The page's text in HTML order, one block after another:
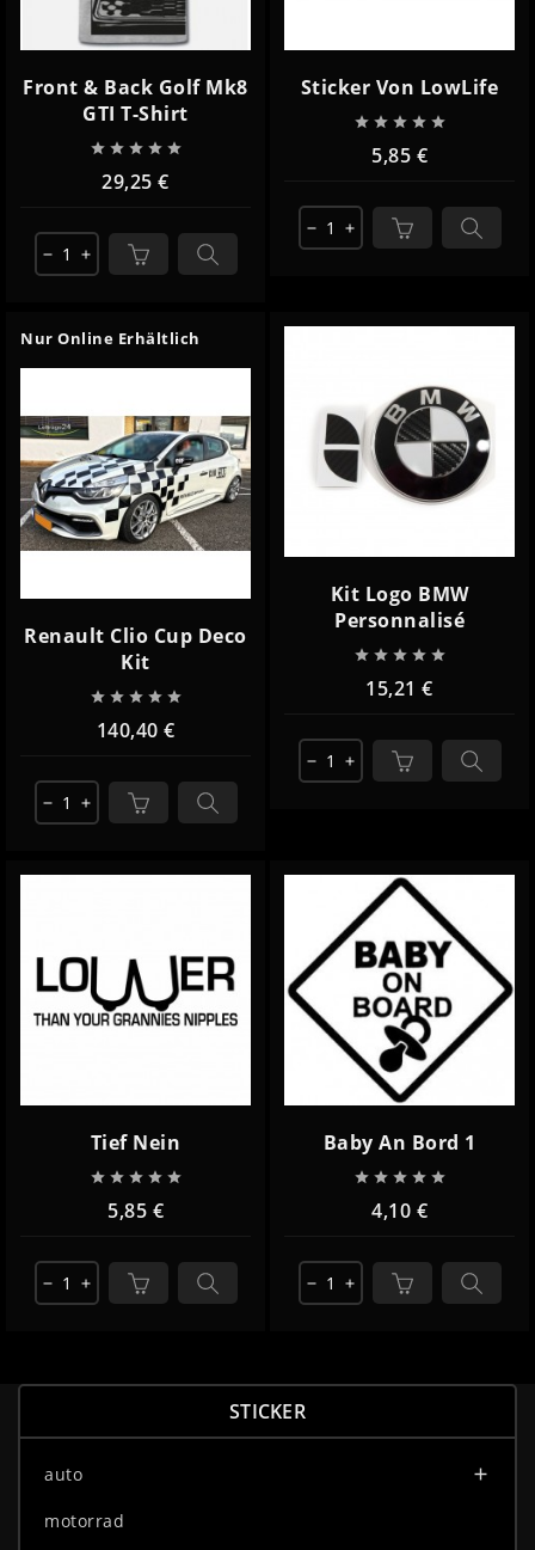
Front & Back Golf Mk8
GTI T-Shirt
    
29,25 €
remove add
Sticker Von LowLife
    
5,85 €
remove add
Nur Online Erhältlich
Renault Clio Cup Deco
Kit
    
140,40 €
remove add
Kit Logo BMW
Personnalisé
    
15,21 €
remove add
Tief Nein
    
5,85 €
remove add
Baby An Bord 1
    
4,10 €
remove add
STICKER
auto 
motorrad